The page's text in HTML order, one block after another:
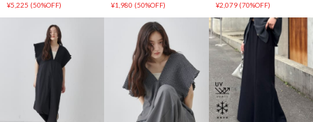
¥5,225 (50%OFF)
¥1,980 (50%OFF)
ルインワン
¥2,079 (70%OFF)